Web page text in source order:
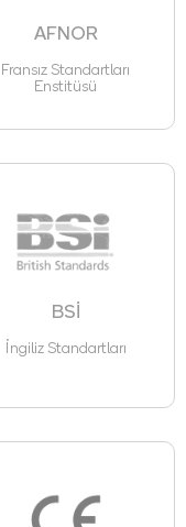
AFNOR
Fransız Standartları
Enstitüsü
BSİ
İngiliz Standartları